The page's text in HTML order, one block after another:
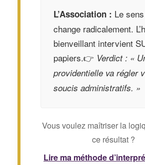
L’Association : Le sens
change radicalement.
bienveillant intervient
papiers.👉 Verdict : «
providentielle va régler
soucis administratifs. »
Vous voulez maîtriser la
ce résultat ?
Lire ma méthode